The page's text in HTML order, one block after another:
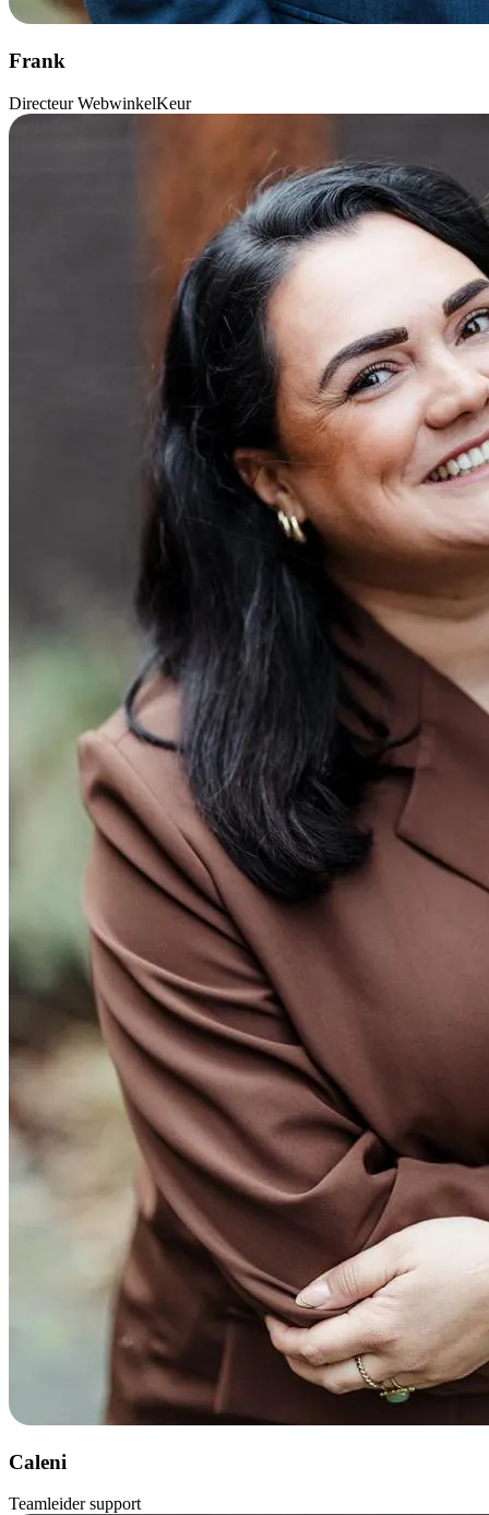
Frank
Directeur WebwinkelKeur
Caleni
Teamleider support